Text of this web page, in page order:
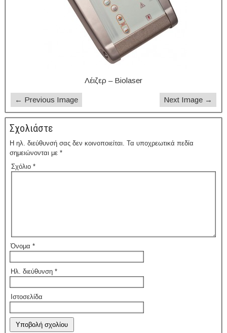
Λέιζερ – Biolaser
← Previous Image Next Image →
Σχολιάστε
Η ηλ. διεύθυνσή σας δεν κοινοποιείται. Τα υποχρεωτικά πεδία
σημειώνονται με *
Σχόλιο *
Όνομα *
Ηλ. διεύθυνση *
Ιστοσελίδα